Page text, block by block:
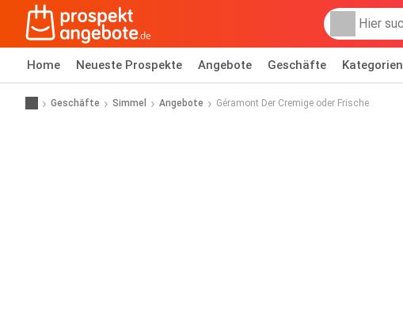
Home Neueste Prospekte Angebote Geschäfte Kategorien
Geschäfte Simmel Angebote Géramont Der Cremige oder Frische